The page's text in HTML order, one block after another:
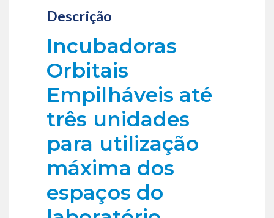
Descrição
Incubadoras
Orbitais
Empilháveis até
três unidades
para utilização
máxima dos
espaços do